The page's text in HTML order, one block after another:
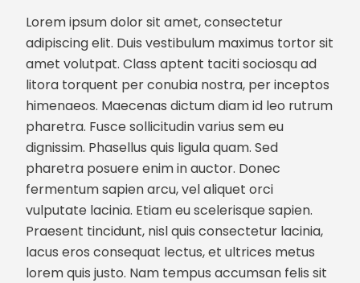
Lorem ipsum dolor sit amet, consectetur
adipiscing elit. Duis vestibulum maximus tortor sit
amet volutpat. Class aptent taciti sociosqu ad
litora torquent per conubia nostra, per inceptos
himenaeos. Maecenas dictum diam id leo rutrum
pharetra. Fusce sollicitudin varius sem eu
dignissim. Phasellus quis ligula quam. Sed
pharetra posuere enim in auctor. Donec
fermentum sapien arcu, vel aliquet orci
vulputate lacinia. Etiam eu scelerisque sapien.
Praesent tincidunt, nisl quis consectetur lacinia,
lacus eros consequat lectus, et ultrices metus
lorem quis justo. Nam tempus accumsan felis sit